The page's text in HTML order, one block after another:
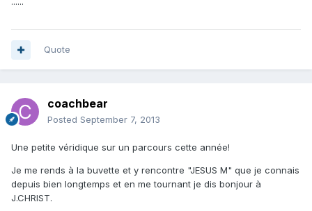
Quote
coachbear
Posted September 7, 2013
Une petite véridique sur un parcours cette année!
Je me rends à la buvette et y rencontre "JESUS M" que je connais
depuis bien longtemps et en me tournant je dis bonjour à
J.CHRIST.